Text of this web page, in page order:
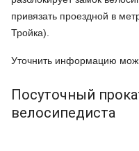
привязать проездной в
Тройка).
Уточнить информацию
Посуточный
велосипедиста